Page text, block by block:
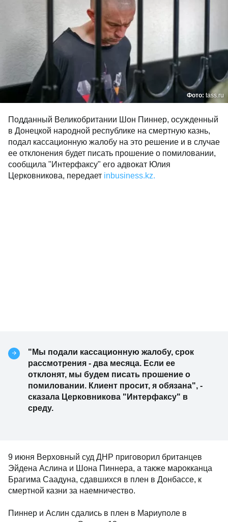
Фото: tass.ru
Подданный Великобритании Шон Пиннер, осужденный
в Донецкой народной республике на смертную казнь,
подал кассационную жалобу на это решение и в случае
ее отклонения будет писать прошение о помиловании,
сообщила "Интерфаксу" его адвокат Юлия
Церковникова, передает inbusiness.kz.
"Мы подали кассационную жалобу, срок
рассмотрения - два месяца. Если ее
отклонят, мы будем писать прошение о
помиловании. Клиент просит, я обязана", -
сказала Церковникова "Интерфаксу" в
среду.
9 июня Верховный суд ДНР приговорил британцев
Эйдена Аслина и Шона Пиннера, а также марокканца
Брагима Саадуна, сдавшихся в плен в Донбассе, к
смертной казни за наемничество.
Пиннер и Аслин сдались в плен в Мариуполе в